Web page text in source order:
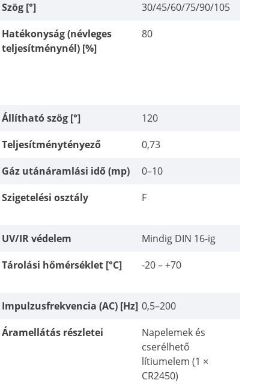
Szög [°]
30/45/60/75/90/105
Hatékonyság (névleges
teljesítménynél) [%]
80
Állítható szög [°]
120
Teljesítménytényező
0,73
Gáz utánáramlási idő (mp)
0–10
Szigetelési osztály F
UV/IR védelem
Mindig DIN 16-ig
Tárolási hőmérséklet [°C] -20 – +70
Impulzusfrekvencia (AC) [Hz] 0,5–200
Áramellátás részletei
Napelemek és
cserélhető
lítiumelem (1 ×
CR2450)